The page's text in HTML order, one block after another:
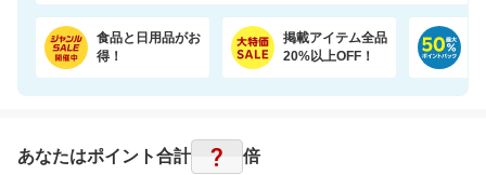
食品と日用品がお
得！
掲載アイテム全品
20%以上OFF！
あなたはポイント合計 ? 倍